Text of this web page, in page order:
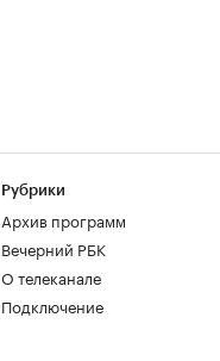
Рубрики
Архив программ
Вечерний РБК
О телеканале
Подключение